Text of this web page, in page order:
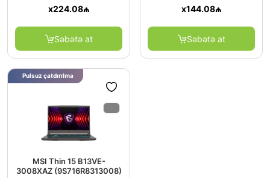
x224.08₼
Səbətə at
x144.08₼
Səbətə at
MSI Thin 15 B13VE-
3008XAZ (9S716R8313008)
Pulsuz çatdırılma